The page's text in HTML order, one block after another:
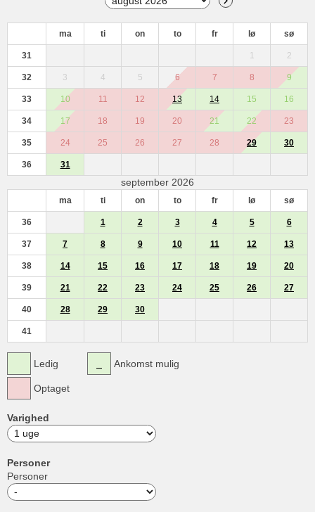
ma ti on to fr lø sø
31 1 2
32 3 4 5 6 7 8 9
33 10 11 12 13 14 15 16
34 17 18 19 20 21 22 23
35 24 25 26 27 28 29 30
36 31
september 2026
ma ti on to fr lø sø
36 1 2 3 4 5 6
37 7 8 9 10 11 12 13
38 14 15 16 17 18 19 20
39 21 22 23 24 25 26 27
40 28 29 30
41
Ledig
Optaget
Ankomst mulig
Varighed
Personer
Personer